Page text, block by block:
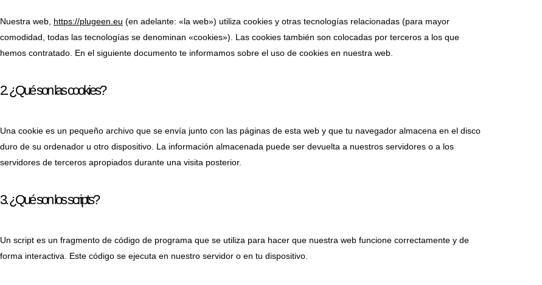
Nuestra web, https://plugeen.eu (en adelante: «la web») utiliza cookies y otras tecnologías relacionadas (para mayor
comodidad, todas las tecnologías se denominan «cookies»). Las cookies también son colocadas por terceros a los que
hemos contratado. En el siguiente documento te informamos sobre el uso de cookies en nuestra web.
2. ¿Qué son las cookies?
Una cookie es un pequeño archivo que se envía junto con las páginas de esta web y que tu navegador almacena en el disco
duro de su ordenador u otro dispositivo. La información almacenada puede ser devuelta a nuestros servidores o a los
servidores de terceros apropiados durante una visita posterior.
3. ¿Qué son los scripts?
Un script es un fragmento de código de programa que se utiliza para hacer que nuestra web funcione correctamente y de
forma interactiva. Este código se ejecuta en nuestro servidor o en tu dispositivo.